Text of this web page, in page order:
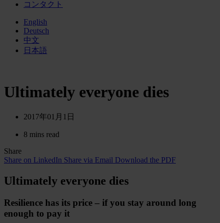
コンタクト
English
Deutsch
中文
日本語
Ultimately everyone dies
2017年01月1日
8 mins read
Share
Share on LinkedIn Share via Email Download the PDF
Ultimately everyone dies
Resilience has its price – if you stay around long
enough to pay it